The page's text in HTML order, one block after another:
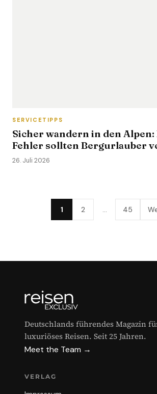
SERVICETIPPS
Sicher wandern in den Alpen:
Fehler sollten Bergurlauber
26. Juli 2026
1 2 45
Deutschlands führendes Magazin
luxuriöses Reisen. Seit 25 Jahren.
Meet the Team →
VERLAG